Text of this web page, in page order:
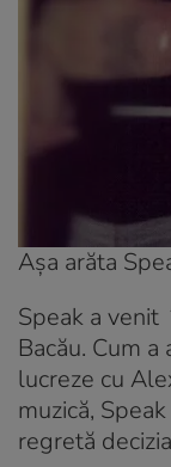
Așa arăta
Speak a
Bacău. Cum
lucreze cu
muzică,
regretă